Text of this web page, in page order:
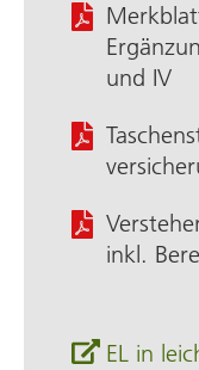
und IV
inkl.
EL in